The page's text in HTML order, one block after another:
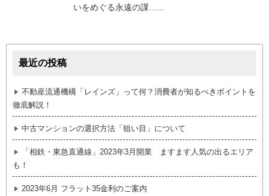
いをめぐる永遠の課…...
最近の投稿
不動産流通機構「レインズ」って何？消費者が知るべきポイントを
徹底解説！
中古マンションの選択方法「狙い目」について
「相鉄・東急直通線」2023年3月開業 ますます人気の出るエリア
も！
2023年6月 フラット35金利のご案内